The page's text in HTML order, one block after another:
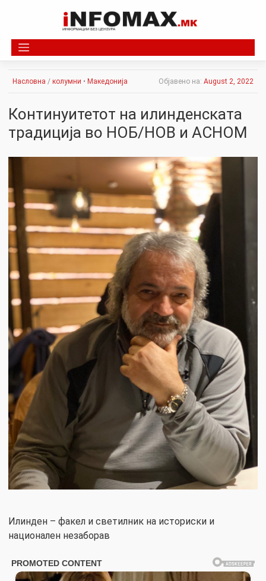
Насловна / колумни • Македонија Објавено на: August 2, 2022
Континуитетот на илинденската
традиција во НОБ/НОВ и АСНОМ
Илинден – факел и светилник на историски и
национален незаборав